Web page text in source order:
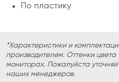
По пластику
*Характеристики и
производителем. Оттенки
мониторах. Пожалуйста
наших менеджеров.